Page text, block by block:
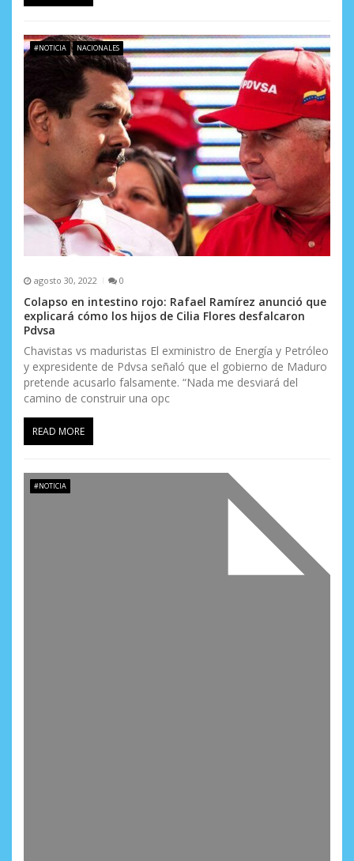
a
s#NOTICIA NACIONALES
agosto 30, 2022 0
Colapso en intestino rojo: Rafael Ramírez anunció que
explicará cómo los hijos de Cilia Flores desfalcaron
Pdvsa
Chavistas vs maduristas El exministro de Energía y Petróleo
y expresidente de Pdvsa señaló que el gobierno de Maduro
pretende acusarlo falsamente. “Nada me desviará del
camino de construir una opc
READ MORE
#NOTICIA